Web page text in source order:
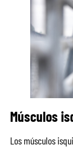
Músculos
Los músculos